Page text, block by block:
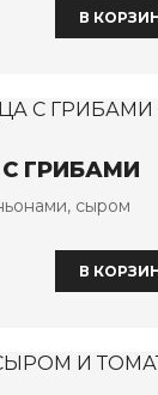
В
ГРИБАМИ
сыром
В